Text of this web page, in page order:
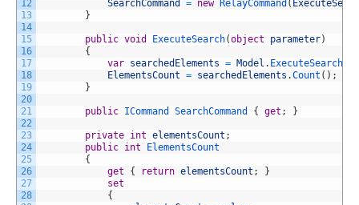
12
13
14
15
16
17
18
19
20
21
22
23
24
25
26
27
28
SearchCommand
= new RelayCommand (
}
public void ExecuteSearch(object parameter)
{
var searchedElements = Model . ExecuteSearch
ElementsCount = searchedElements .Count ( ) ;
}
public ICommand SearchCommand { get ; }
private int elementsCount ;
public int
ElementsCount
{
get
{ return elementsCount ;
}
set
{